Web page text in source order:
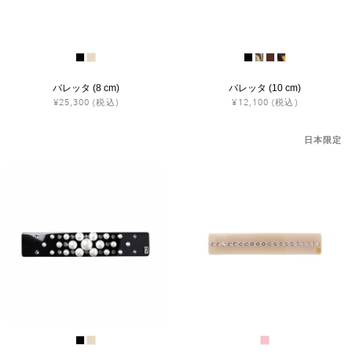
バレッタ (8 cm)
¥25,300 (税込)
バレッタ (10 cm)
¥12,100 (税込)
日本限定